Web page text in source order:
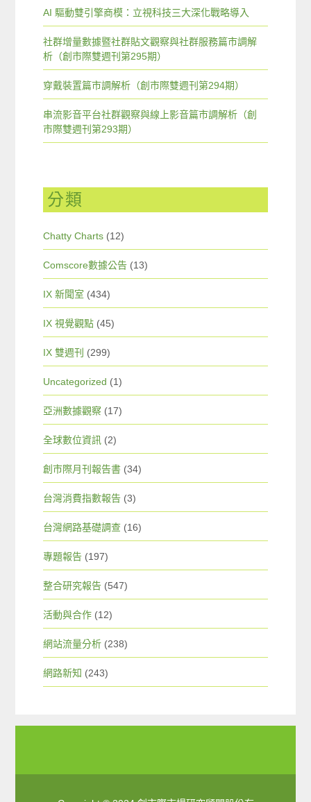
AI 驅動雙引擎商模：立視科技三大深化戰略導入
社群增量數據暨社群貼文觀察與社群服務篇市調解
析（創市際雙週刊第295期）
穿戴裝置篇市調解析（創市際雙週刊第294期）
串流影音平台社群觀察與線上影音篇市調解析（創
市際雙週刊第293期）
分類
Chatty Charts (12)
Comscore數據公告 (13)
IX 新聞室 (434)
IX 視覺觀點 (45)
IX 雙週刊 (299)
Uncategorized (1)
亞洲數據觀察 (17)
全球數位資訊 (2)
創市際月刊報告書 (34)
台灣消費指數報告 (3)
台灣網路基礎調查 (16)
專題報告 (197)
整合研究報告 (547)
活動與合作 (12)
網站流量分析 (238)
網路新知 (243)